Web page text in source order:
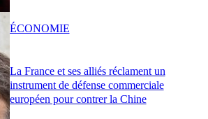
La France et ses alliés réclament un
instrument de défense commerciale
européen pour contrer la Chine
ÉCONOMIE